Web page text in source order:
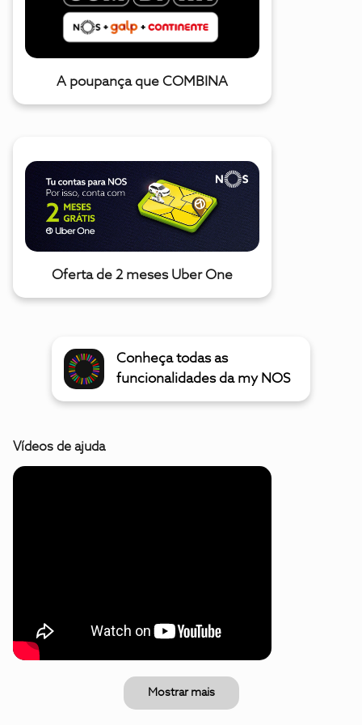
A poupança que COMBINA
Oferta de 2 meses Uber One
Conheça todas as
funcionalidades da my NOS
Vídeos de ajuda
Mostrar mais